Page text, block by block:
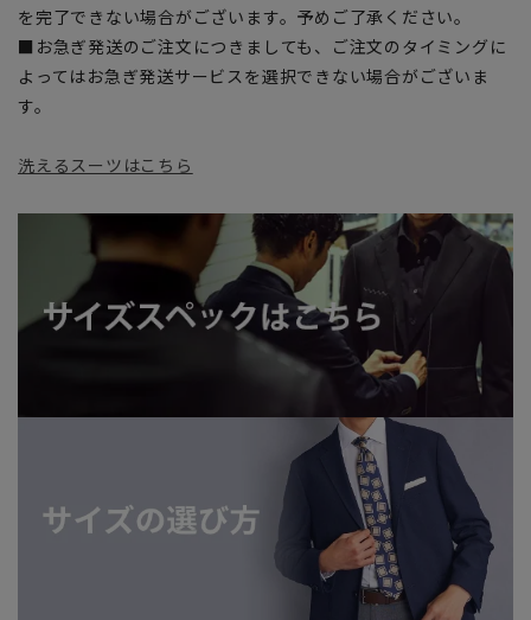
を完了できない場合がございます。予めご了承ください。
■お急ぎ発送のご注文につきましても、ご注文のタイミングに
よってはお急ぎ発送サービスを選択できない場合がございま
す。
洗えるスーツはこちら